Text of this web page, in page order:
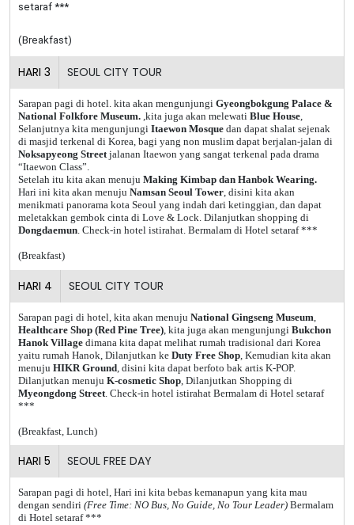
setaraf ***
(Breakfast)
HARI 3 SEOUL CITY TOUR
Sarapan pagi di hotel. kita akan mengunjungi Gyeongbokgung Palace &
National Folkfore Museum. ,kita juga akan melewati Blue House,
Selanjutnya kita mengunjungi Itaewon Mosque dan dapat shalat sejenak
di masjid terkenal di Korea, bagi yang non muslim dapat berjalan-jalan di
Noksapyeong Streetjalanan Itaewon yang sangat terkenal pada drama
“Itaewon Class”.
Setelah itu kita akan menuju Making Kimbap dan Hanbok Wearing.
Hari ini kita akan menuju Namsan Seoul Tower, disini kita akan
menikmati panorama kota Seoul yang indah dari ketinggian, dan dapat
meletakkan gembok cinta di Love & Lock. Dilanjutkan shopping di
Dongdaemun. Check-in hotel istirahat. Bermalam di Hotel setaraf ***
(Breakfast)
HARI 4 SEOUL CITY TOUR
Sarapan pagi di hotel, kita akan menuju National Gingseng Museum,
Healthcare Shop (Red Pine Tree), kita juga akan mengunjungi Bukchon
Hanok Village dimana kita dapat melihat rumah tradisional dari Korea
yaitu rumah Hanok, Dilanjutkan ke Duty Free Shop, Kemudian kita akan
menuju HIKR Ground, disini kita dapat berfoto bak artis K-POP.
Dilanjutkan menuju K-cosmetic Shop, Dilanjutkan Shopping di
Myeongdong Street. Check-in hotel istirahat Bermalam di Hotel setaraf
***
(Breakfast, Lunch)
HARI 5 SEOUL FREE DAY
Sarapan pagi di hotel, Hari ini kita bebas kemanapun yang kita mau
dengan sendiri (Free Time: NO Bus, No Guide, No Tour Leader) Bermalam
di Hotel setaraf ***